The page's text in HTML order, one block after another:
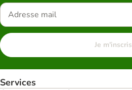
Je m'inscris
Services